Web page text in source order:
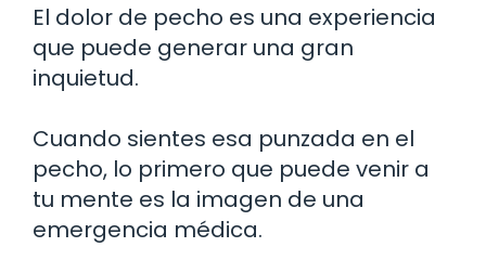
El dolor de pecho es una experiencia
que puede generar una gran
inquietud.
Cuando sientes esa punzada en el
pecho, lo primero que puede venir a
tu mente es la imagen de una
emergencia médica.